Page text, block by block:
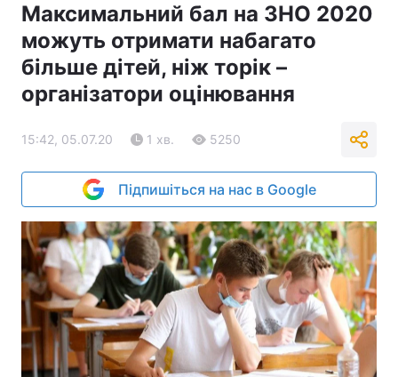
Максимальний бал на ЗНО 2020
можуть отримати набагато
більше дітей, ніж торік –
організатори оцінювання
15:42, 05.07.20 1 хв. 5250
Підпишіться на нас в Google